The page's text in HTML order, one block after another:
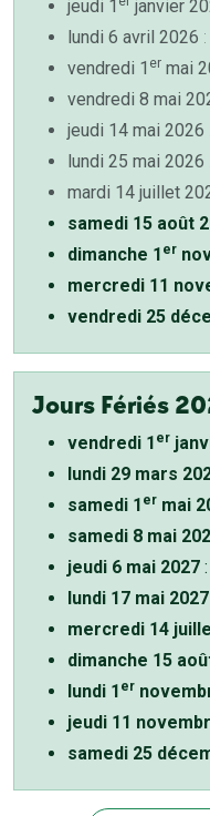
jeudi 1 janvier
lundi 6 avril 2026
vendredi 1 er mai
vendredi 8 mai
jeudi 14 mai 2026
lundi 25 mai 2026
mardi 14 juillet
samedi 15 août
dimanche 1 er
mercredi 11
vendredi 25
Jours Fériés
vendredi 1 er
lundi 29 mars
samedi 1 er mai
samedi 8 mai
jeudi 6 mai 2027
lundi 17 mai 2027
mercredi 14
dimanche 15
lundi 1 er
jeudi 11
samedi 25